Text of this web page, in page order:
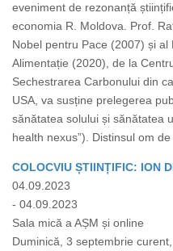
eveniment de rezonanță
economia R. Moldova. Prof.
Nobel pentru Pace (2007) și
Alimentație (2020), de la
Sechestrarea Carbonului din
USA, va susține prelegerea
sănătatea solului și sănătatea
health nexus”). Distinsul om de
COLOCVIU ȘTIINȚIFIC: ION
04.09.2023
- 04.09.2023
Sala mică a AȘM și online
Duminică, 3 septembrie